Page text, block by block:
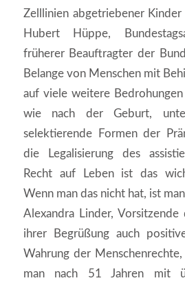
Zelllinien abgetriebener
Hubert Hüppe,
früherer Beauftragter der
Belange von Menschen mit
auf viele weitere
wie nach der Geburt,
selektierende Formen der
die Legalisierung des
Recht auf Leben ist das
Wenn man das nicht hat, ist
Alexandra Linder,
ihrer Begrüßung auch
Wahrung der
man nach 51 Jahren mit